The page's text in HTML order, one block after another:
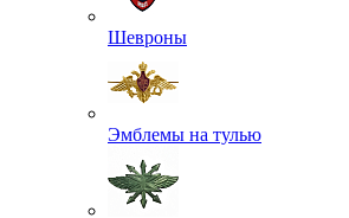
Шевроны
Эмблемы на тулью